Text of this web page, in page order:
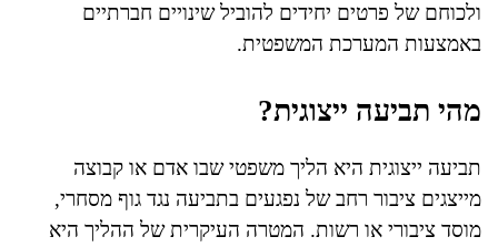
ולכוחם של פרטים יחידים להוביל שינויים חברתיים
באמצעות המערכת המשפטית.
מהי תביעה ייצוגית?
תביעה ייצוגית היא הליך משפטי שבו אדם או קבוצה
מייצגים ציבור רחב של נפגעים בתביעה נגד גוף מסחרי,
מוסד ציבורי או רשות. המטרה העיקרית של ההליך היא